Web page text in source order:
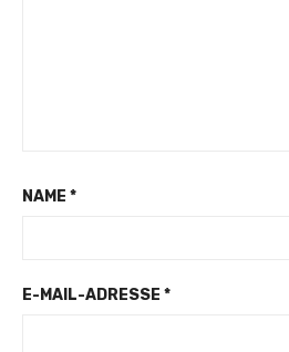
NAME *
E-MAIL-ADRESSE *